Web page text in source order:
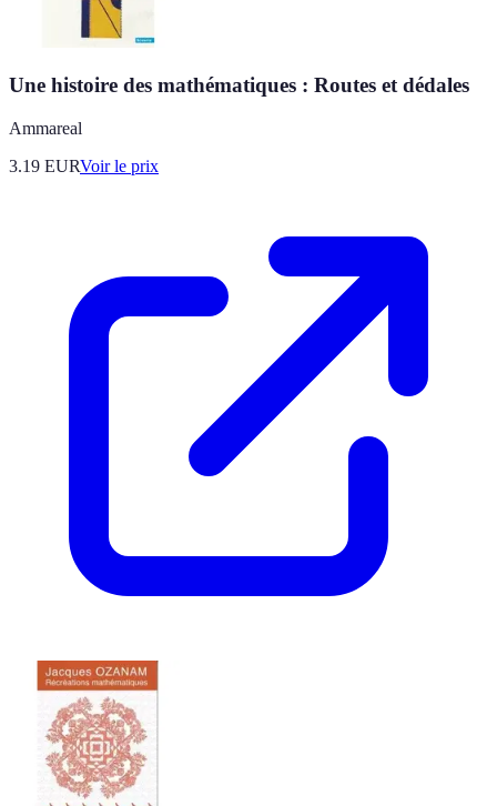
Une histoire des mathématiques : Routes et dédales
Ammareal
3.19 EURVoir le prix